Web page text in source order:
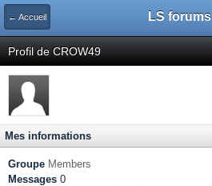
← Accueil LS forums
Profil de CROW49
Mes informations
Groupe Members
Messages 0